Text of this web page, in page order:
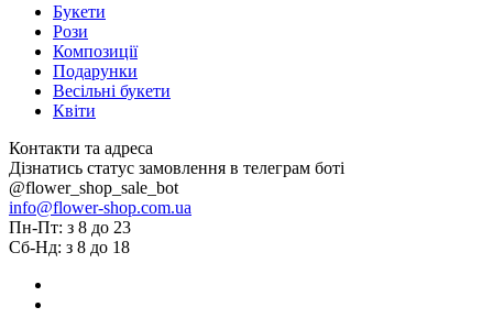
Букети
Рози
Композиції
Подарунки
Весільні букети
Квіти
Контакти та адреса
Дізнатись статус замовлення в телеграм боті
@flower_shop_sale_bot
info@flower-shop.com.ua
Пн-Пт: з 8 до 23
Сб-Нд: з 8 до 18